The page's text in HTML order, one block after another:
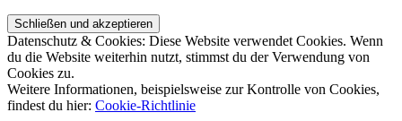
Datenschutz & Cookies: Diese Website verwendet Cookies. Wenn
du die Website weiterhin nutzt, stimmst du der Verwendung von
Cookies zu.
Weitere Informationen, beispielsweise zur Kontrolle von Cookies,
findest du hier: Cookie-Richtlinie